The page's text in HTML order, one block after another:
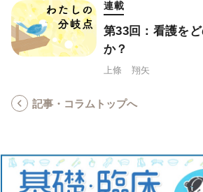
連載
第33回：看護を
か？
上條 翔矢
記事・コラムトップへ